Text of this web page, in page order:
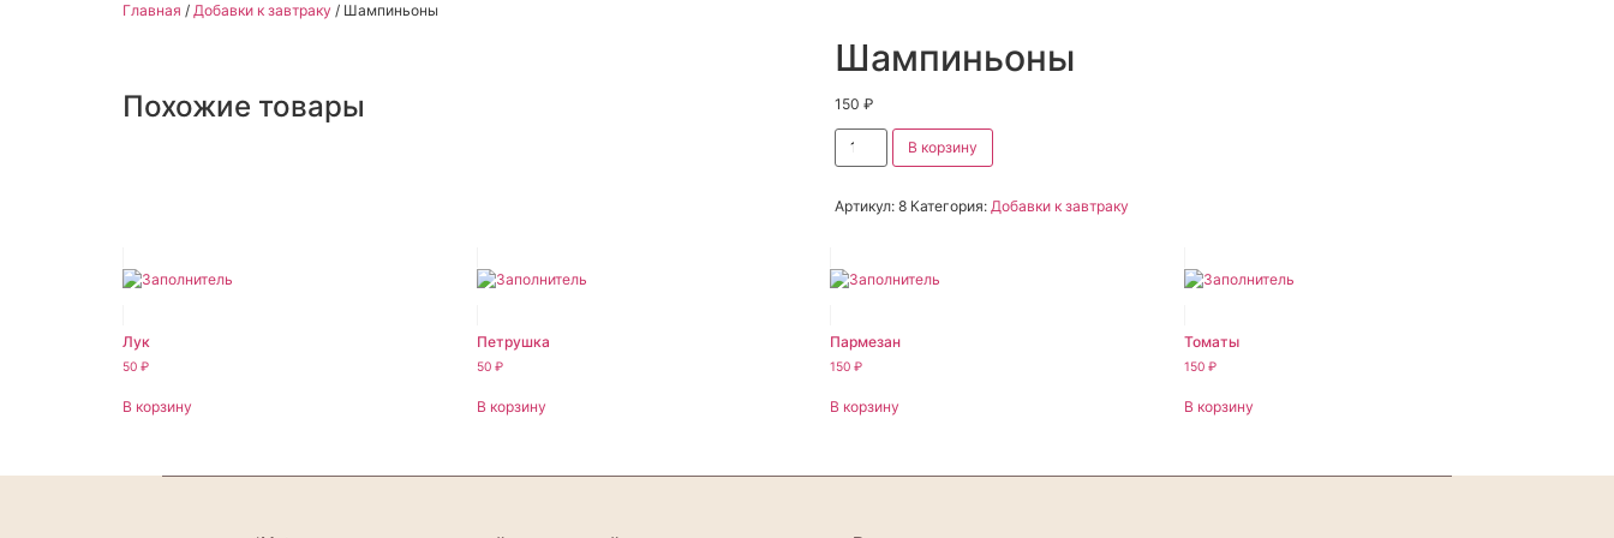
Главная / Добавки к завтраку / Шампиньоны
Шампиньоны
150 ₽
В корзину
Артикул: 8 Категория: Добавки к завтраку
Похожие товары
Лук
50 ₽
В корзину
Петрушка
50 ₽
В корзину
Пармезан
150₽
В корзину
Томаты
150₽
В корзину